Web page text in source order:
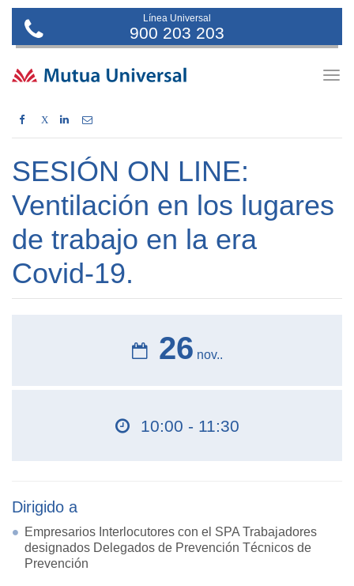
Línea Universal
900 203 203
X
SESIÓN ON LINE:
Ventilación en los lugares
de trabajo en la era
Covid-19.
26 nov..
10:00 - 11:30
Dirigido a
Empresarios Interlocutores con el SPA Trabajadores
designados Delegados de Prevención Técnicos de
Prevención